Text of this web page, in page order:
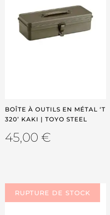
BOÎTE À OUTILS EN MÉTAL ‘T
320’ KAKI | TOYO STEEL
45,00 €